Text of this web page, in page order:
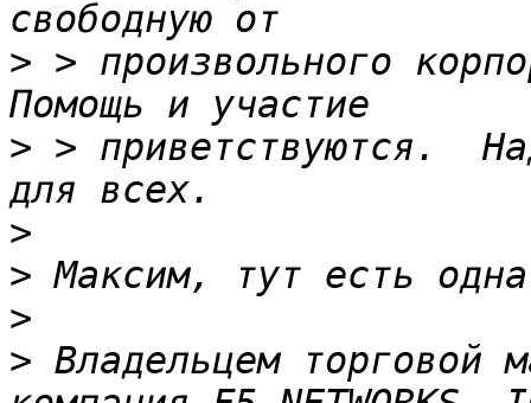
> > произвольного
> > приветствуются.
>
>
>
> Владельцем торговой